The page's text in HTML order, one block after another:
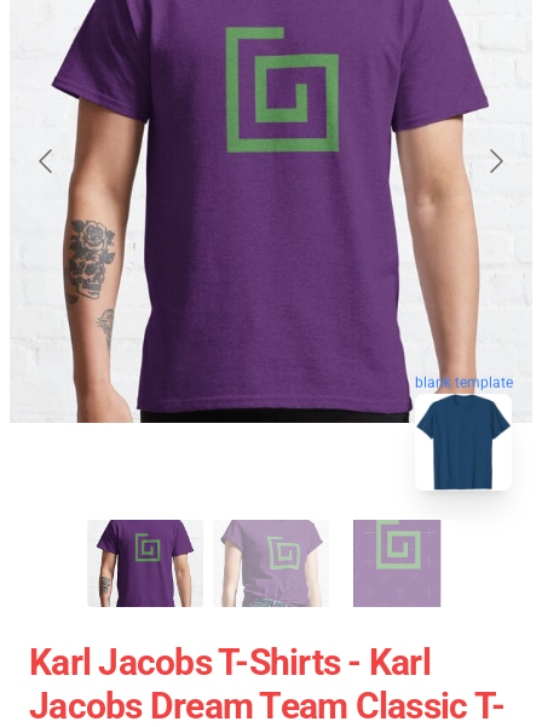
blank template
Karl Jacobs T-Shirts - Karl
Jacobs Dream Team Classic T-